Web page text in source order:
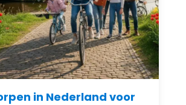
in Nederland voor